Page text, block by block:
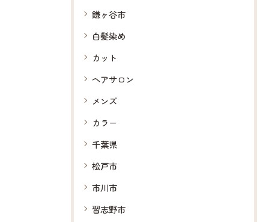
鎌ヶ谷市
白髪染め
カット
ヘアサロン
メンズ
カラー
千葉県
松戸市
市川市
習志野市